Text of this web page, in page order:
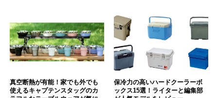
真空断熱が有能！家でも外でも
使えるキャプテンスタッグのカ
保冷力の高いハードクーラーボ
ックス15選！ライターと編集部